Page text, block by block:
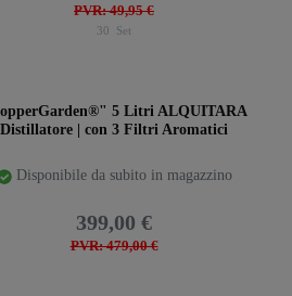
PVR: 49,95 €
30 Set
5 Litri ALQUITARA
Distillatore | con 3 Filtri Aromatici
Disponibile da subito in magazzino
PVR: 479,00 €
399,00 €